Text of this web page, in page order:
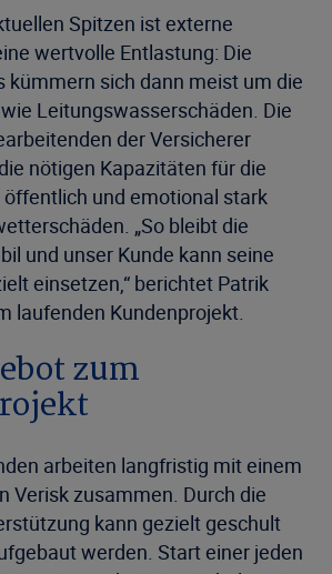
Spitzen ist externe
wertvolle Entlastung: Die
kümmern sich dann meist um die
Leitungswasserschäden. Die
der Versicherer
nötigen Kapazitäten für die
öffentlich und emotional stark
„So bleibt die
und unser Kunde kann seine
einsetzen,“ berichtet Patrik
laufenden Kundenprojekt.
zum
arbeiten langfristig mit einem
Verisk zusammen. Durch die
kann gezielt geschult
werden. Start einer jeden